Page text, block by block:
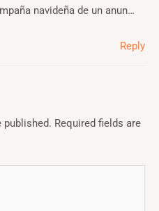
navideña de un anun…
Reply
published. Required fields are